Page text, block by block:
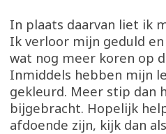
In plaats daarvan liet ik
Ik verloor mijn geduld
wat nog meer koren op
Inmiddels hebben mijn
gekleurd. Meer stip dan
bijgebracht. Hopelijk
afdoende zijn, kijk dan